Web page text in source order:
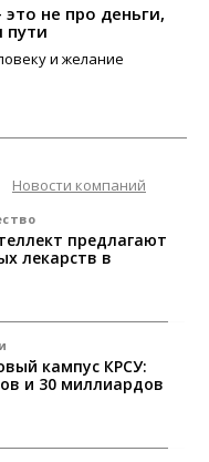
не про деньги,
пути
и желание
Новости компаний
предлагают
лекарств в
кампус КРСУ:
и 30 миллиардов